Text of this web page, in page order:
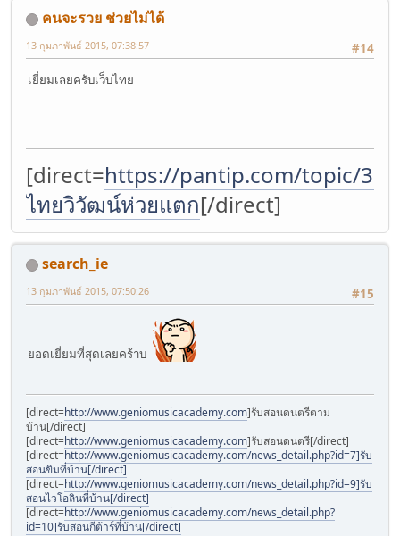
คนจะรวย ช่วยไม่ได้
#14
13 กุมภาพันธ์ 2015, 07:38:57
เยี่ยมเลยครับเว็บไทย
[direct=https://pantip.com/topic/
ไทยวิวัฒน์ห่วยแตก[/direct]
search_ie
#15
13 กุมภาพันธ์ 2015, 07:50:26
ยอดเยี่ยมที่สุดเลยคร้าบ
[direct=http://www.geniomusicacademy.com]รับสอนดนตรีตาม
บ้าน[/direct]
[direct=http://www.geniomusicacademy.com]รับสอนดนตรี[/direct]
[direct=http://www.geniomusicacademy.com/news_detail.php?id=7]รับ
สอนขิมที่บ้าน[/direct]
[direct=http://www.geniomusicacademy.com/news_detail.php?id=9]รับ
สอนไวโอลินที่บ้าน[/direct]
[direct=http://www.geniomusicacademy.com/news_detail.php?
id=10]รับสอนกีต้าร์ที่บ้าน[/direct]